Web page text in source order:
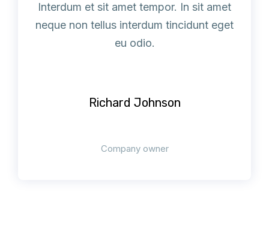
Interdum et sit amet tempor. In sit amet
neque non tellus interdum tincidunt eget
eu odio.
Richard Johnson
Company owner